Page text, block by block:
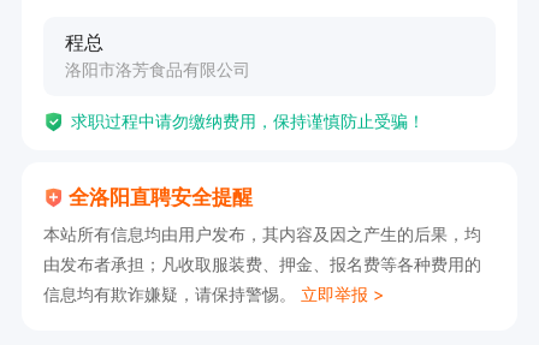
程总
洛阳市洛芳食品有限公司
求职过程中请勿缴纳费用，保持谨慎防止受骗！
全洛阳直聘安全提醒
本站所有信息均由用户发布，其内容及因之产生的后果，均
由发布者承担；凡收取服装费、押金、报名费等各种费用的
信息均有欺诈嫌疑，请保持警惕。 立即举报 >